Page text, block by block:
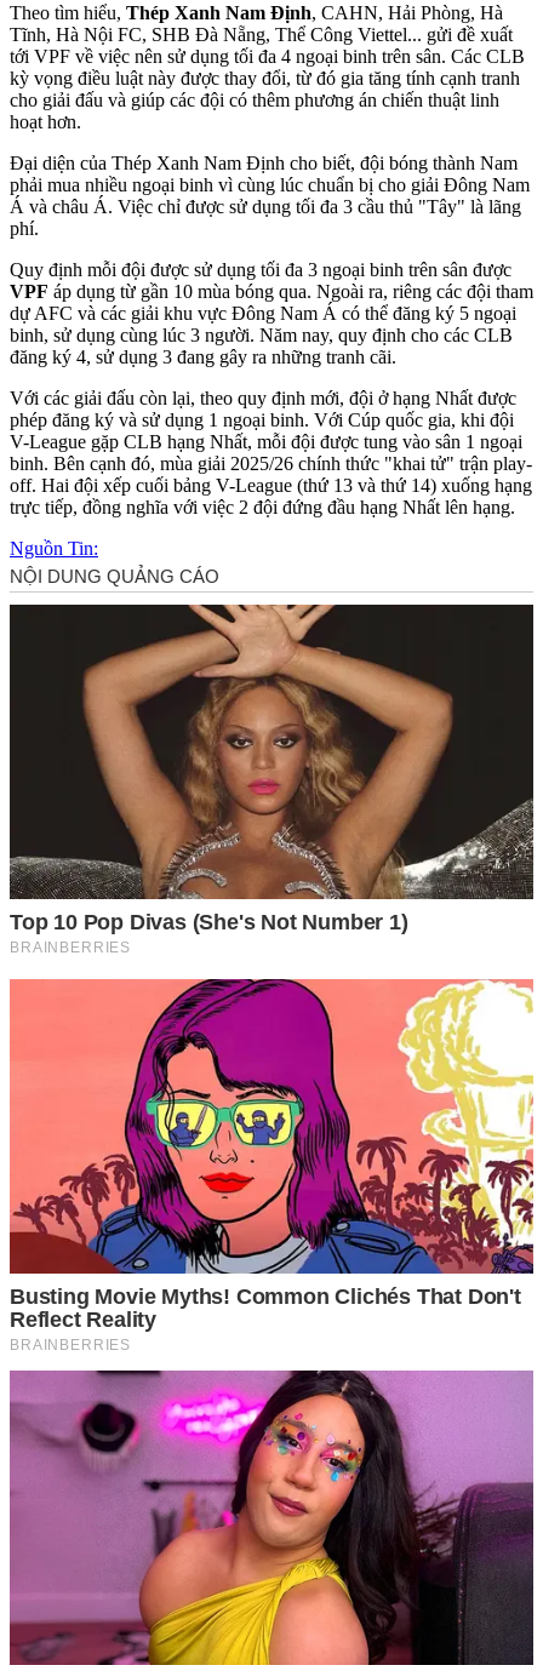
Theo tìm hiểu, Thép Xanh Nam Định, CAHN, Hải Phòng, Hà
Tĩnh, Hà Nội FC, SHB Đà Nẵng, Thể Công Viettel... gửi đề xuất
tới VPF về việc nên sử dụng tối đa 4 ngoại binh trên sân. Các CLB
kỳ vọng điều luật này được thay đổi, từ đó gia tăng tính cạnh tranh
cho giải đấu và giúp các đội có thêm phương án chiến thuật linh
hoạt hơn.
Đại diện của Thép Xanh Nam Định cho biết, đội bóng thành Nam
phải mua nhiều ngoại binh vì cùng lúc chuẩn bị cho giải Đông Nam
Á và châu Á. Việc chỉ được sử dụng tối đa 3 cầu thủ "Tây" là lãng
phí.
Quy định mỗi đội được sử dụng tối đa 3 ngoại binh trên sân được
VPF áp dụng từ gần 10 mùa bóng qua. Ngoài ra, riêng các đội tham
dự AFC và các giải khu vực Đông Nam Á có thể đăng ký 5 ngoại
binh, sử dụng cùng lúc 3 người. Năm nay, quy định cho các CLB
đăng ký 4, sử dụng 3 đang gây ra những tranh cãi.
Với các giải đấu còn lại, theo quy định mới, đội ở hạng Nhất được
phép đăng ký và sử dụng 1 ngoại binh. Với Cúp quốc gia, khi đội
V-League gặp CLB hạng Nhất, mỗi đội được tung vào sân 1 ngoại
binh. Bên cạnh đó, mùa giải 2025/26 chính thức "khai tử" trận play-
off. Hai đội xếp cuối bảng V-League (thứ 13 và thứ 14) xuống hạng
trực tiếp, đồng nghĩa với việc 2 đội đứng đầu hạng Nhất lên hạng.
Nguồn Tin: